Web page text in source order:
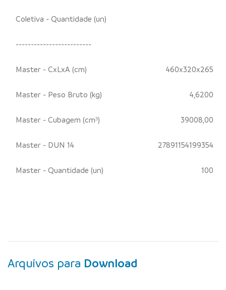
Coletiva - Quantidade (un)
-------------------------
Master - CxLxA (cm) 460x320x265
Master - Peso Bruto (kg) 4,6200
Master - Cubagem (cm³) 39008,00
Master - DUN 14 27891154199354
Master - Quantidade (un) 100
Arquivos para Download